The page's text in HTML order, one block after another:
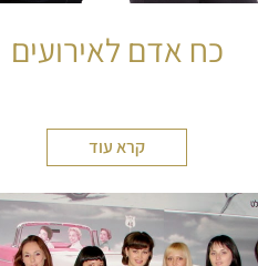
כח אדם לאירועים
קרא עוד